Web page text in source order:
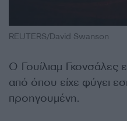
REUTERS/David Swanson
Ο Γουίλιαμ Γκονσάλες
από όπου είχε φύγει
προηγουμένη.